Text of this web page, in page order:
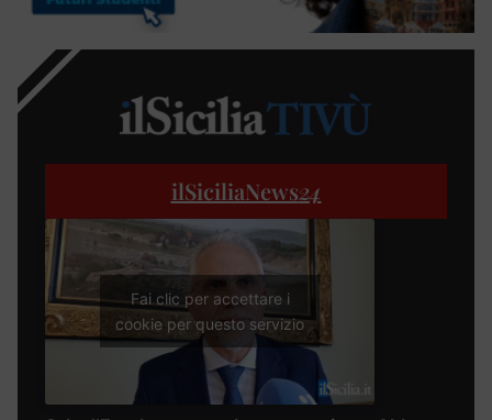
ilSiciliaNews24
Fai clic per accettare i
cookie per questo servizio